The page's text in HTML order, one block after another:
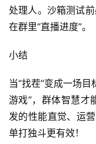
处理人。沙箱测试
在群里“直播进度”。
小结
当“找茬”变成一场
游戏”，群体智慧才
发的性能直觉、运
单打独斗更有效！